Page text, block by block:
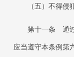
（五）不得侵
第十一条 通
应当遵守本条例第